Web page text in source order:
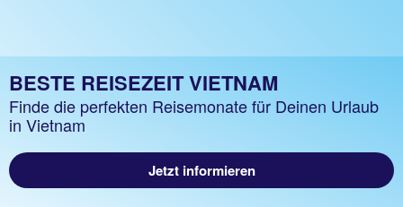
BESTE REISEZEIT VIETNAM
Finde die perfekten Reisemonate für Deinen Urlaub
in Vietnam
Jetzt informieren